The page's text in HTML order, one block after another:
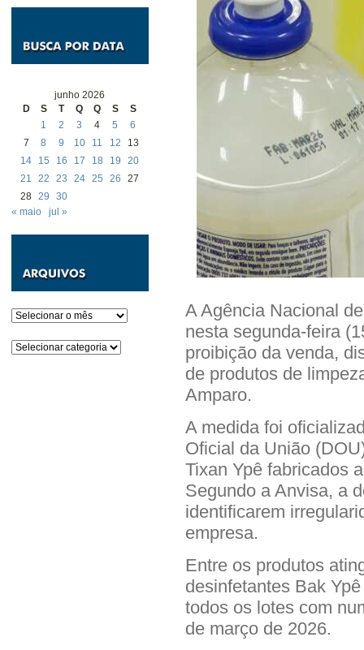
junho 2026
D
S T Q Q S
S
1
2 3 4 5
6
7
8 9 10 11 12
13
14
15 16 17 18 19
20
21
22 23 24 25 26
27
28 29
30
« maio
jul »
Arquivos
Categorias
A Agência Nacional
nesta segunda-feira
proibição da venda,
de produtos de
Amparo.
A medida foi
Oficial da União
Tixan Ypê fabricados
Segundo a Anvisa, a
identificarem
empresa.
Entre os produtos
desinfetantes Bak
todos os lotes com
de março de 2026.